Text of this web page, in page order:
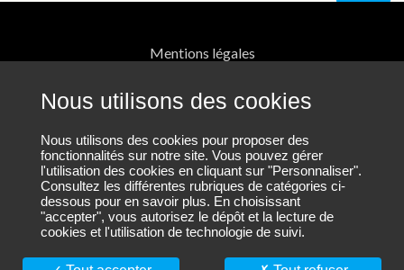
Nous utilisons des cookies
Nous utilisons des cookies pour proposer des
fonctionnalités sur notre site. Vous pouvez gérer
l'utilisation des cookies en cliquant sur "Personnaliser".
Consultez les différentes rubriques de catégories ci-
dessous pour en savoir plus. En choisissant
"accepter", vous autorisez le dépôt et la lecture de
cookies et l'utilisation de technologie de suivi.
Mentions légales
Contact
Plan du site
Nous suivre sur LinkedIn